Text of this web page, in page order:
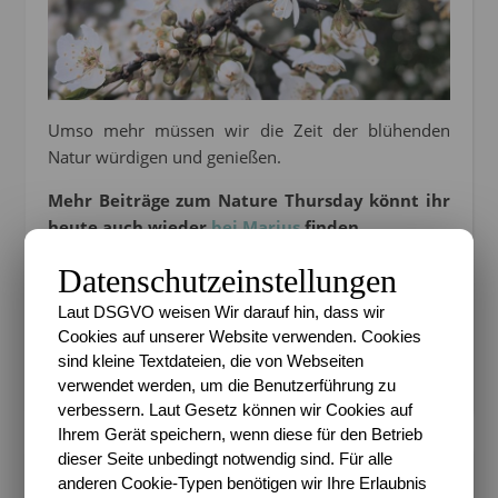
Umso mehr müssen wir die Zeit der blühenden
Natur würdigen und genießen.
Mehr Beiträge zum Nature Thursday könnt ihr
heute auch wiederbei Mariusfinden.
Foto Fotografie
Fotorprojekt
Nature Thursday
Naturfoto
12 Kommentare
SARI
Datenschutzeinstellungen
Laut DSGVO weisen Wir darauf hin, dass wir
Cookies auf unserer Website verwenden. Cookies
sind kleine Textdateien, die von Webseiten
verwendet werden, um die Benutzerführung zu
verbessern. Laut Gesetz können wir Cookies auf
Ihrem Gerät speichern, wenn diese für den Betrieb
dieser Seite unbedingt notwendig sind. Für alle
anderen Cookie-Typen benötigen wir Ihre Erlaubnis